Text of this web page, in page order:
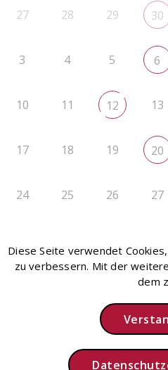
27 28 29 30
3 4 5 6
10 11 12 13
17 18 19 20
24 25 26 27
Impressum
Copyright © 2026 Sing- und
Diese Seite verwendet
zu verbessern. Mit der
dem